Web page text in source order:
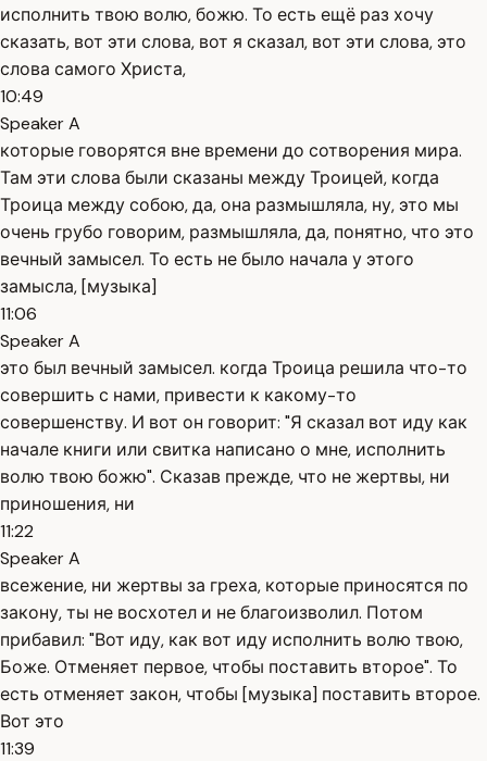
исполнить твою волю, божю. То есть ещё раз хочу
сказать, вот эти слова, вот я сказал, вот эти слова, это
слова самого Христа,
10:49
Speaker A
которые говорятся вне времени до сотворения мира.
Там эти слова были сказаны между Троицей, когда
Троица между собою, да, она размышляла, ну, это мы
очень грубо говорим, размышляла, да, понятно, что это
вечный замысел. То есть не было начала у этого
замысла, [музыка]
11:06
Speaker A
это был вечный замысел. когда Троица решила что-то
совершить с нами, привести к какому-то
совершенству. И вот он говорит: "Я сказал вот иду как
начале книги или свитка написано о мне, исполнить
волю твою божю". Сказав прежде, что не жертвы, ни
приношения, ни
11:22
Speaker A
всежение, ни жертвы за греха, которые приносятся по
закону, ты не восхотел и не благоизволил. Потом
прибавил: "Вот иду, как вот иду исполнить волю твою,
Боже. Отменяет первое, чтобы поставить второе". То
есть отменяет закон, чтобы [музыка] поставить второе.
Вот это
11:39